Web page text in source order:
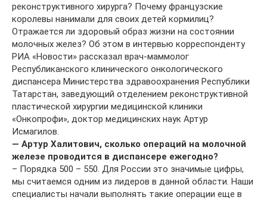
реконструктивного хирурга? Почему французские
королевы нанимали для своих детей кормилиц?
Отражается ли здоровый образ жизни на состоянии
молочных желез? Об этом в интервью корреспонденту
РИА «Новости» рассказал врач-маммолог
Республиканского клинического онкологического
диспансера Министерства здравоохранения Республики
Татарстан, заведующий отделением реконструктивной
пластической хирургии медицинской клиники
«Онкопрофи», доктор медицинских наук Артур
Исмагилов.
— Артур Халитович, сколько операций на молочной
железе проводится в диспансере ежегодно?
– Порядка 500 – 550. Для России это значимые цифры,
мы считаемся одним из лидеров в данной области. Наши
специалисты начали выполнять такие операции еще в